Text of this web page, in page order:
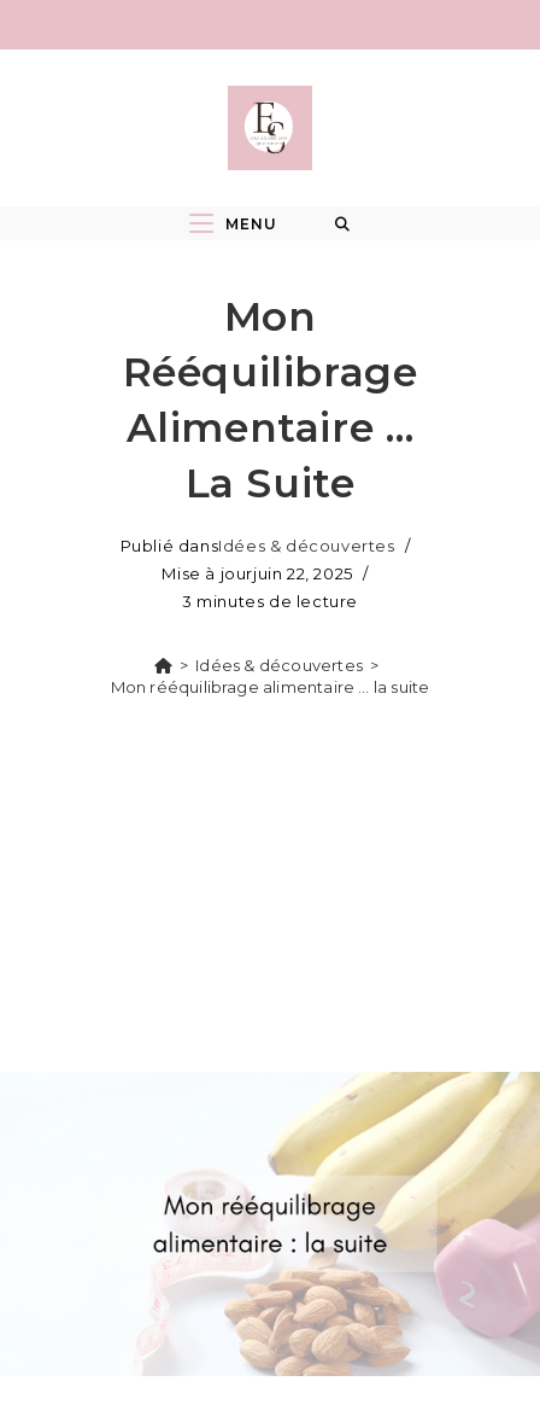
MENU
Mon
Rééquilibrage
Alimentaire …
La Suite
Publié dansIdées & découvertes
Mise à jourjuin 22, 2025
3 minutes de lecture
> Idées & découvertes >
Mon rééquilibrage alimentaire … la suite